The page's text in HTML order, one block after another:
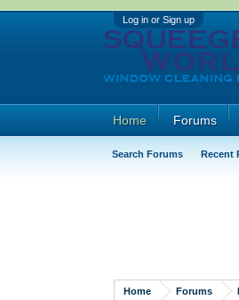
Log in or Sign up
Home Forums
Home Forums
Search Forums Recent